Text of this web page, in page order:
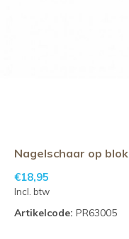
Nagelschaar op blok
€18,95
Incl. btw
Artikelcode: PR63005